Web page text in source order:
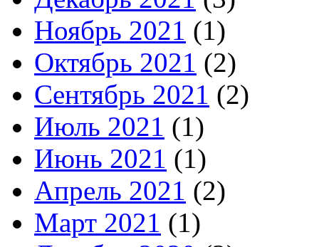
Ноябрь 2021 (1)
Октябрь 2021 (2)
Сентябрь 2021 (2)
Июль 2021 (1)
Июнь 2021 (1)
Апрель 2021 (2)
Март 2021 (1)